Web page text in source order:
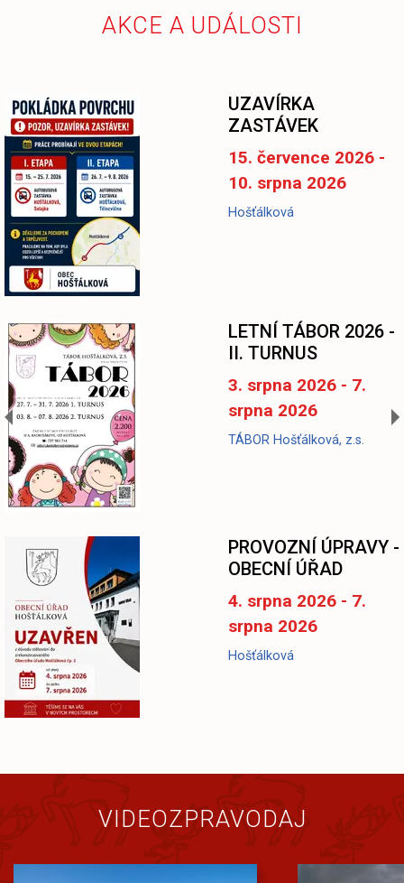
AKCE A UDÁLOSTI
UZAVÍRKA
ZASTÁVEK
15. července 2026 -
10. srpna 2026
Hošťálková
LETNÍ TÁBOR 2026 -
II. TURNUS
3. srpna 2026 - 7.
srpna 2026
TÁBOR Hošťálková, z.s.
PROVOZNÍ ÚPRAVY -
OBECNÍ ÚŘAD
4. srpna 2026 - 7.
srpna 2026
Hošťálková
VIDEOZPRAVODAJ